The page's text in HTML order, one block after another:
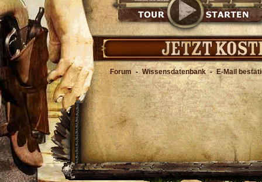
Forum - Wissensdatenbank - E-Mail